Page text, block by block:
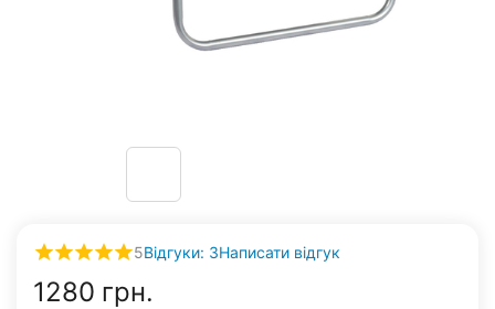
5Відгуки: 3Написати відгук
‍1280‍ грн.